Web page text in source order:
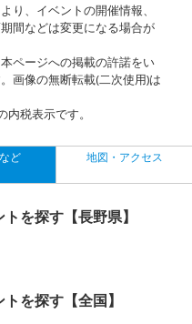
り、イベントの開催情報、
間などは変更になる場合が
ページへの掲載の許諾をい
画像の無断転載(二次使用)は
税表示です。
ど 地図・アクセス
を探す【長野県】
を探す【全国】